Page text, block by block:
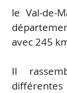
le Val-de-
avec 245
Il
différentes